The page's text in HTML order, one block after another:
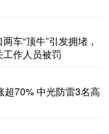
车“顶牛”引发拥堵，
作人员被罚
70% 中光防雷3名高